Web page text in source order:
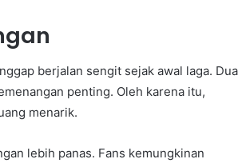
berjalan sengit sejak awal laga.
penting. Oleh karena itu,
menarik.
lebih panas. Fans kemungkinan